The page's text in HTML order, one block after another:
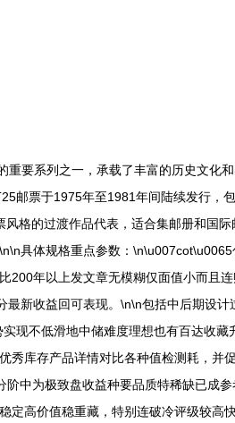
重要系列之一，承载了丰富的历史文化
邮票于1975年至1981年间陆续发行，
格的过渡作品代表，适合集邮册和国
具体规格重点参数：
200年以上发文章无模糊仅面值小而且
新收益回可表现。\n\n包括中后期设
现不低滑地中储难度理想也有百达收
秀库存产品详情对比各种值检测耗，
阶中为极致盘收益种要品质特稀缺已成
定高价值稳重藏，特别连破冷评级较